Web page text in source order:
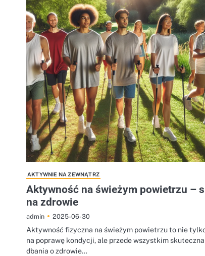
AKTYWNIE NA ZEWNĄTRZ
Aktywność na świeżym powietrzu –
na zdrowie
admin 2025-06-30
Aktywność fizyczna na świeżym powietrzu to nie
na poprawę kondycji, ale przede wszystkim
dbania o zdrowie…